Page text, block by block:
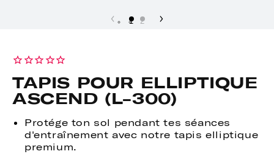
1 2
TAPIS POUR ELLIPTIQUE
ASCEND (L-300)
Protége ton sol pendant tes séances
d'entraînement avec notre tapis elliptique
premium.